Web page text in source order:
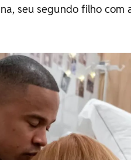
seu segundo filho com